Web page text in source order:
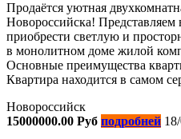
Продаётся уютная
Новороссийска!
приобрести светлую и
в монолитном доме жилой
Основные преимущества
Квартира находится в самом
Новороссийск
15000000.00 Руб подробней